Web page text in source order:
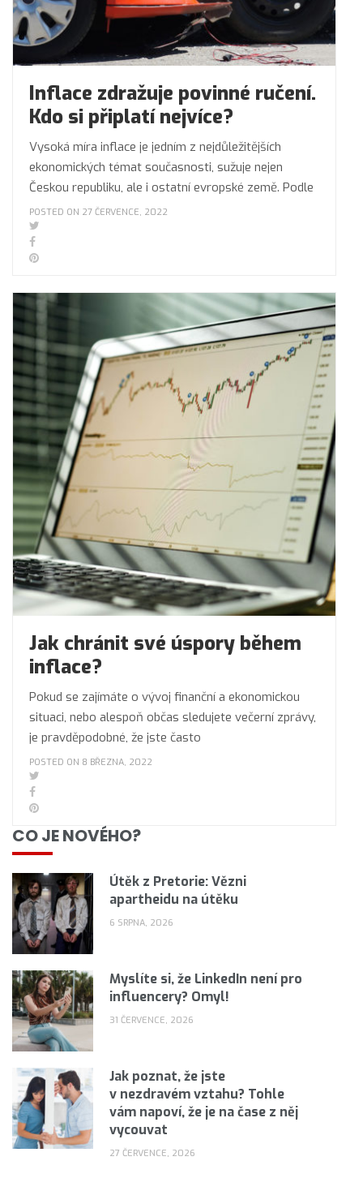
Inflace zdražuje povinné ručení.
Kdo si připlatí nejvíce?
Vysoká míra inflace je jedním z nejdůležitějších
ekonomických témat současnosti, sužuje nejen
Českou republiku, ale i ostatní evropské země. Podle
POSTED ON 27 ČERVENCE, 2022
Jak chránit své úspory během
inflace?
Pokud se zajímáte o vývoj finanční a ekonomickou
situaci, nebo alespoň občas sledujete večerní zprávy,
je pravděpodobné, že jste často
POSTED ON 8 BŘEZNA, 2022
CO JE NOVÉHO?
Útěk z Pretorie: Vězni
apartheidu na útěku
6 SRPNA, 2026
Myslíte si, že LinkedIn není pro
influencery? Omyl!
31 ČERVENCE, 2026
Jak poznat, že jste
v nezdravém vztahu? Tohle
vám napoví, že je na čase z něj
vycouvat
27 ČERVENCE, 2026